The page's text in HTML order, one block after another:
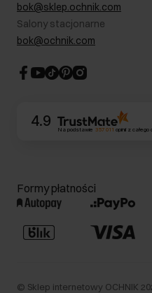
Bezpieczne zakupy
Blog
Informacje prawne
Dla akcjonariuszy
CSR
bok@sklep.ochnik.com
Salony stacjonarne
bok@ochnik.com
4.9
Na podstawie 357 011 opinii z całego
Formy płatności
© Sklep internetowy OCHNIK